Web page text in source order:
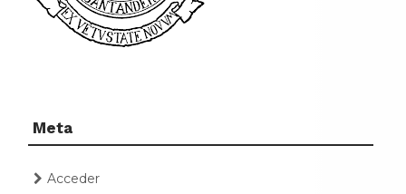
Meta
Acceder